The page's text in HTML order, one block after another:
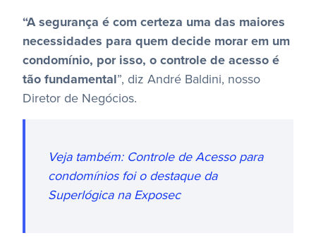
“A segurança é com certeza uma das maiores
necessidades para quem decide morar em um
condomínio, por isso, o controle de acesso é
tão fundamental”, diz André Baldini, nosso
Diretor de Negócios.
Veja também: Controle de Acesso para
condomínios foi o destaque da
Superlógica na Exposec